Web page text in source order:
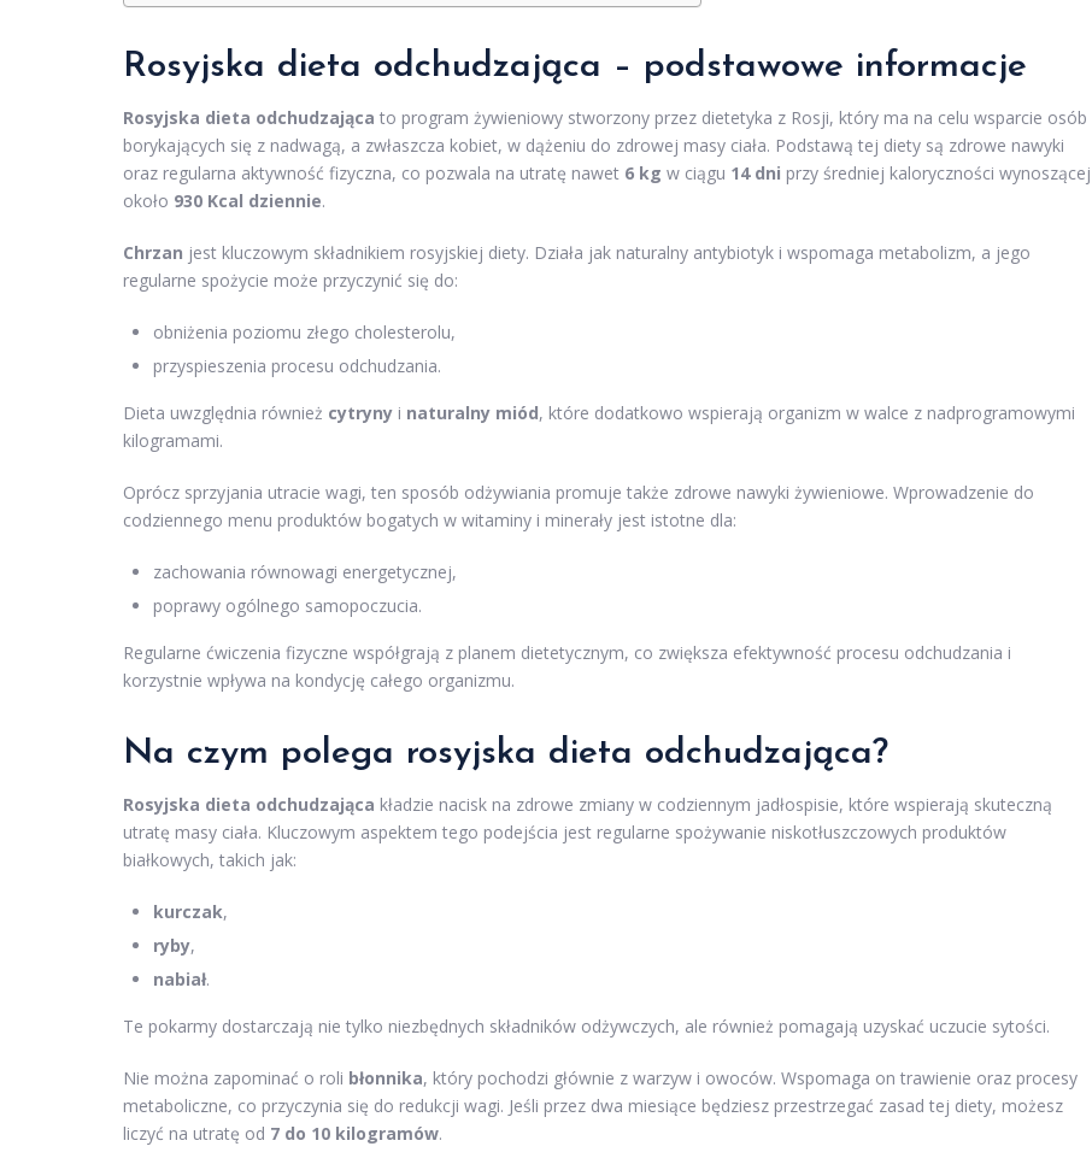
Rosyjska dieta odchudzająca – podstawowe informacje
Rosyjska dieta odchudzająca to program żywieniowy stworzony przez dietetyka z Rosji, który ma na celu wsparcie osób
borykających się z nadwagą, a zwłaszcza kobiet, w dążeniu do zdrowej masy ciała. Podstawą tej diety są zdrowe nawyki
oraz regularna aktywność fizyczna, co pozwala na utratę nawet 6 kg w ciągu 14 dni przy średniej kaloryczności wynoszącej
około 930 Kcal dziennie.
Chrzan jest kluczowym składnikiem rosyjskiej diety. Działa jak naturalny antybiotyk i wspomaga metabolizm, a jego
regularne spożycie może przyczynić się do:
obniżenia poziomu złego cholesterolu,
przyspieszenia procesu odchudzania.
Dieta uwzględnia również cytryny i naturalny miód, które dodatkowo wspierają organizm w walce z nadprogramowymi
kilogramami.
Oprócz sprzyjania utracie wagi, ten sposób odżywiania promuje także zdrowe nawyki żywieniowe. Wprowadzenie do
codziennego menu produktów bogatych w witaminy i minerały jest istotne dla:
zachowania równowagi energetycznej,
poprawy ogólnego samopoczucia.
Regularne ćwiczenia fizyczne współgrają z planem dietetycznym, co zwiększa efektywność procesu odchudzania i
korzystnie wpływa na kondycję całego organizmu.
Na czym polega rosyjska dieta odchudzająca?
Rosyjska dieta odchudzająca kładzie nacisk na zdrowe zmiany w codziennym jadłospisie, które wspierają skuteczną
utratę masy ciała. Kluczowym aspektem tego podejścia jest regularne spożywanie niskotłuszczowych produktów
białkowych, takich jak:
kurczak,
ryby,
nabiał.
Te pokarmy dostarczają nie tylko niezbędnych składników odżywczych, ale również pomagają uzyskać uczucie sytości.
Nie można zapominać o roli błonnika, który pochodzi głównie z warzyw i owoców. Wspomaga on trawienie oraz procesy
metaboliczne, co przyczynia się do redukcji wagi. Jeśli przez dwa miesiące będziesz przestrzegać zasad tej diety, możesz
liczyć na utratę od 7 do 10 kilogramów.